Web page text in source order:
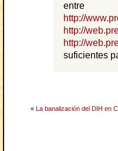
http://
http://
http://
suficientes
« La banalización del DIH en